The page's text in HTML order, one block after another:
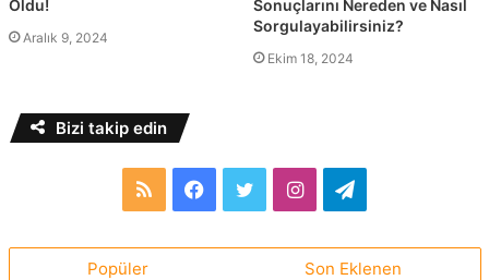
Oldu!
Aralık 9, 2024
Sonuçlarını Nereden ve Nasıl
Sorgulayabilirsiniz?
Ekim 18, 2024
Bizi takip edin
RSS Facebook
TwitterInstagramTelegram
Popüler Son Eklenen